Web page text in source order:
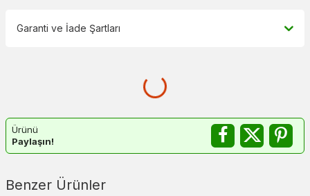
Garanti ve İade Şartları
Ürünü
Paylaşın!
Benzer Ürünler